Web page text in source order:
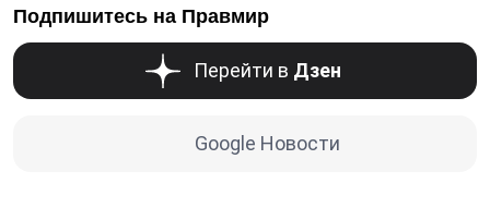
Подпишитесь на Правмир
Перейти в Дзен
Google Новости